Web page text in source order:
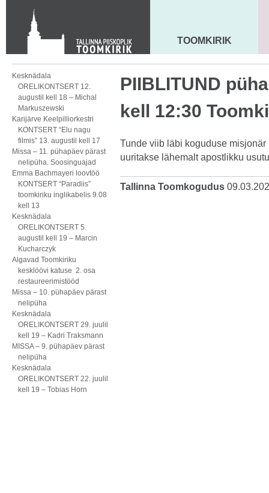
Toom-Kooli 6, 10130 TALLINN
tallinna.toom
+372 644 4140
MAARJA KIRIK
TOOMKIRIK
Kesknädala
ORELIKONTSERT 12.
augustil kell 18 – Michal
Markuszewski
Karijärve Keelpilliorkestri
KONTSERT “Elu nagu
filmis” 13. augustil kell 17
Missa – 11. pühapäev pärast
nelipüha. Soosinguajad
Emma Bachmayeri loovtöö
KONTSERT “Paradiis”
toomkiriku inglikabelis 9.08
kell 13
Kesknädala
ORELIKONTSERT 5.
augustil kell 19 – Marcin
Kucharczyk
Algavad Toomkiriku
kesklöövi katuse 2. osa
restaureerimistööd
Missa – 10. pühapäev pärast
nelipüha
Kesknädala
ORELIKONTSERT 29. juulil
kell 19 – Kadri Traksmann
MISSA – 9. pühapäev pärast
nelipüha
Kesknädala
ORELIKONTSERT 22. juulil
kell 19 – Tobias Horn
PIIBLITUND
kell 12:30
Tunde viib läbi koguduse
uuritakse lähemalt apostlikku
Tallinna Toomkogudus